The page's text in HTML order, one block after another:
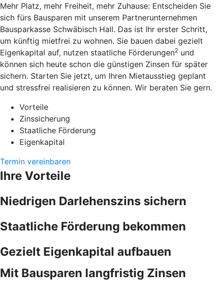
Mehr Platz, mehr Freiheit, mehr Zuhause: Entscheiden Sie
sich fürs Bausparen mit unserem Partnerunternehmen
Bausparkasse Schwäbisch Hall. Das ist Ihr erster Schritt,
um künftig mietfrei zu wohnen. Sie bauen dabei gezielt
Eigenkapital auf, nutzen staatliche Förderungen2 und
können sich heute schon die günstigen Zinsen für später
sichern. Starten Sie jetzt, um Ihren Mietausstieg geplant
und stressfrei realisieren zu können. Wir beraten Sie gern.
Vorteile
Zinssicherung
Staatliche Förderung
Eigenkapital
Termin vereinbaren
Ihre Vorteile
Niedrigen Darlehenszins sichern
Staatliche Förderung bekommen
Gezielt Eigenkapital aufbauen
Mit Bausparen langfristig Zinsen